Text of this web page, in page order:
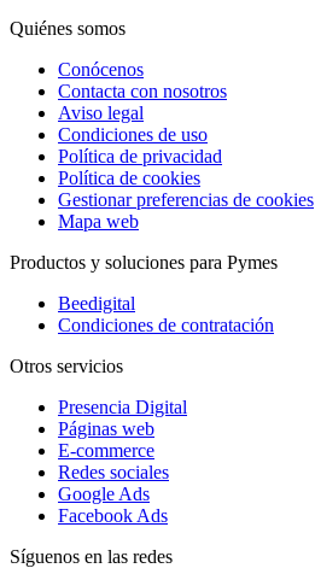
Quiénes somos
Conócenos
Contacta con nosotros
Aviso legal
Condiciones de uso
Política de privacidad
Política de cookies
Gestionar preferencias de cookies
Mapa web
Productos y soluciones para Pymes
Beedigital
Condiciones de contratación
Otros servicios
Presencia Digital
Páginas web
E-commerce
Redes sociales
Google Ads
Facebook Ads
Síguenos en las redes